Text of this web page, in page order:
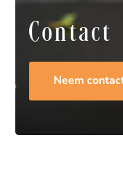
Contact
Neem